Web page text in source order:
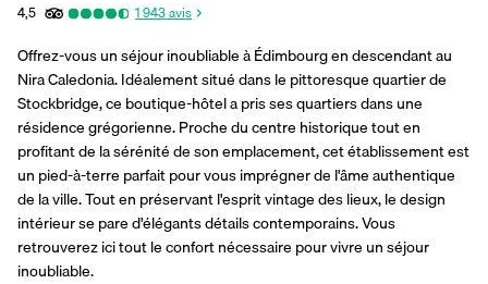
4,5 1 943avis
Offrez-vous un séjour inoubliable à Édimbourg en descendant au
Nira Caledonia. Idéalement situé dans le pittoresque quartier de
Stockbridge, ce boutique-hôtel a pris ses quartiers dans une
résidence grégorienne. Proche du centre historique tout en
profitant de la sérénité de son emplacement, cet établissement est
un pied-à-terre parfait pour vous imprégner de l'âme authentique
de la ville. Tout en préservant l'esprit vintage des lieux, le design
intérieur se pare d'élégants détails contemporains. Vous
retrouverez ici tout le confort nécessaire pour vivre un séjour
inoubliable.